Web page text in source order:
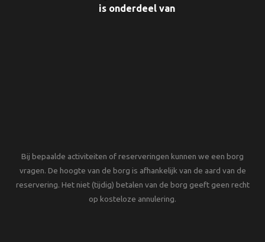
is onderdeel van
Bij bepaalde activiteiten of reserveringen kunnen we een borg
vragen. De hoogte van de borg is afhankelijk van de aard van de
reservering. Het niet (tijdig) betalen van de borg geeft geen recht
op kosteloze annulering.